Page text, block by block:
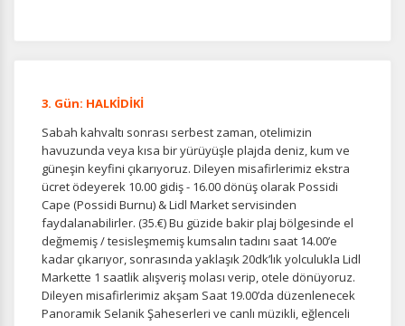
ÇEREZ KULLANIM AYARLARINIZ
Çerez tercihlerinizibelirleyin.
Daha fazla bilgi için KVKK bilgilendirmemizi çerez kullanım
gizlilik koşullarınıinceleyebilirsiniz.
Zorunlu Çerezler HER ZAMAN AKTIF
Oturum yönetimi, güvenlik ve temel site işlevleri için
gereklidir. Bu çerezler olmadan site düzgün çalışmaz ve
3. Gün: HALKİDİKİ
Sabah kahvaltı sonrası serbest zaman, otelimizin
havuzunda veya kısa bir yürüyüşle plajda deniz, kum ve
güneşin keyfini çıkarıyoruz. Dileyen misafirlerimiz ekstra
ücret ödeyerek 10.00 gidiş - 16.00 dönüş olarak Possidi
Cape (Possidi Burnu) & Lidl Market servisinden
faydalanabilirler. (35.€) Bu güzide bakir plaj bölgesinde el
değmemiş / tesisleşmemiş kumsalın tadını saat 14.00’e
kadar çıkarıyor, sonrasında yaklaşık 20dk’lık yolculukla Lidl
Markette 1 saatlik alışveriş molası verip, otele dönüyoruz.
Dileyen misafirlerimiz akşam Saat 19.00’da düzenlenecek
Panoramik Selanik Şaheserleri ve canlı müzikli, eğlenceli